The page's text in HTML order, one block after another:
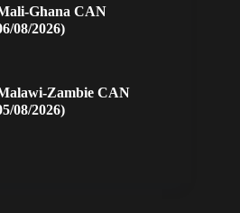
Ghana CAN
08/2026)
Zambie CAN
08/2026)